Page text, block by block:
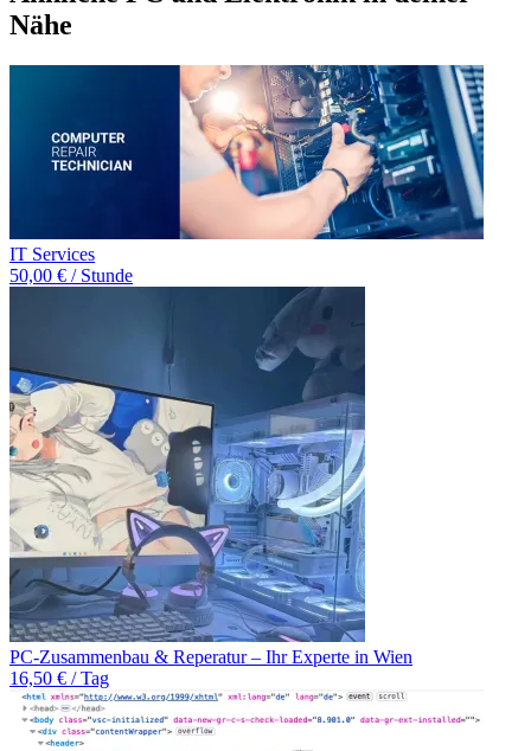
Nähe
IT Services
50,00 € / Stunde
PC-Zusammenbau & Reperatur – Ihr Experte in Wien
16,50 € / Tag